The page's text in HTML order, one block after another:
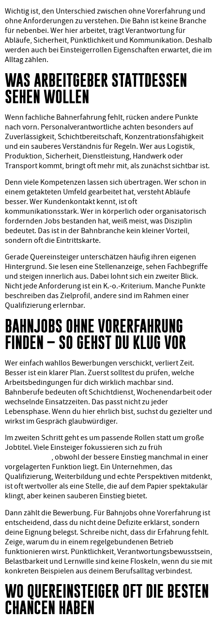
Wichtig ist, den Unterschied zwischen ohne Vorerfahrung und
ohne Anforderungen zu verstehen. Die Bahn ist keine Branche
für nebenbei. Wer hier arbeitet, trägt Verantwortung für
Abläufe, Sicherheit, Pünktlichkeit und Kommunikation. Deshalb
werden auch bei Einsteigerrollen Eigenschaften erwartet, die im
Alltag zählen.
WAS ARBEITGEBER STATTDESSEN
SEHEN WOLLEN
Wenn fachliche Bahnerfahrung fehlt, rücken andere Punkte
nach vorn. Personalverantwortliche achten besonders auf
Zuverlässigkeit, Schichtbereitschaft, Konzentrationsfähigkeit
und ein sauberes Verständnis für Regeln. Wer aus Logistik,
Produktion, Sicherheit, Dienstleistung, Handwerk oder
Transport kommt, bringt oft mehr mit, als zunächst sichtbar ist.
Denn viele Kompetenzen lassen sich übertragen. Wer schon in
einem getakteten Umfeld gearbeitet hat, versteht Abläufe
besser. Wer Kundenkontakt kennt, ist oft
kommunikationsstark. Wer in körperlich oder organisatorisch
fordernden Jobs bestanden hat, weiß meist, was Disziplin
bedeutet. Das ist in der Bahnbranche kein kleiner Vorteil,
sondern oft die Eintrittskarte.
Gerade Quereinsteiger unterschätzen häufig ihren eigenen
Hintergrund. Sie lesen eine Stellenanzeige, sehen Fachbegriffe
und steigen innerlich aus. Dabei lohnt sich ein zweiter Blick.
Nicht jede Anforderung ist ein K.-o.-Kriterium. Manche Punkte
beschreiben das Zielprofil, andere sind im Rahmen einer
Qualifizierung erlernbar.
BAHNJOBS OHNE VORERFAHRUNG
FINDEN – SO GEHST DU KLUG VOR
Wer einfach wahllos Bewerbungen verschickt, verliert Zeit.
Besser ist ein klarer Plan. Zuerst solltest du prüfen, welche
Arbeitsbedingungen für dich wirklich machbar sind.
Bahnberufe bedeuten oft Schichtdienst, Wochenendarbeit oder
wechselnde Einsatzzeiten. Das passt nicht zu jeder
Lebensphase. Wenn du hier ehrlich bist, suchst du gezielter und
wirkst im Gespräch glaubwürdiger.
Im zweiten Schritt geht es um passende Rollen statt um große
Jobtitel. Viele Einsteiger fokussieren sich zu früh
, obwohl der bessere Einstieg manchmal in einer
vorgelagerten Funktion liegt. Ein Unternehmen, das
Qualifizierung, Weiterbildung und echte Perspektiven mitdenkt,
ist oft wertvoller als eine Stelle, die auf dem Papier spektakulär
klingt, aber keinen sauberen Einstieg bietet.
Dann zählt die Bewerbung. Für Bahnjobs ohne Vorerfahrung ist
entscheidend, dass du nicht deine Defizite erklärst, sondern
deine Eignung belegst. Schreibe nicht, dass dir Erfahrung fehlt.
Zeige, warum du in einem regelgebundenen Betrieb
funktionieren wirst. Pünktlichkeit, Verantwortungsbewusstsein,
Belastbarkeit und Lernwille sind keine Floskeln, wenn du sie mit
konkreten Beispielen aus deinem Berufsalltag verbindest.
WO QUEREINSTEIGER OFT DIE BESTEN
CHANCEN HABEN